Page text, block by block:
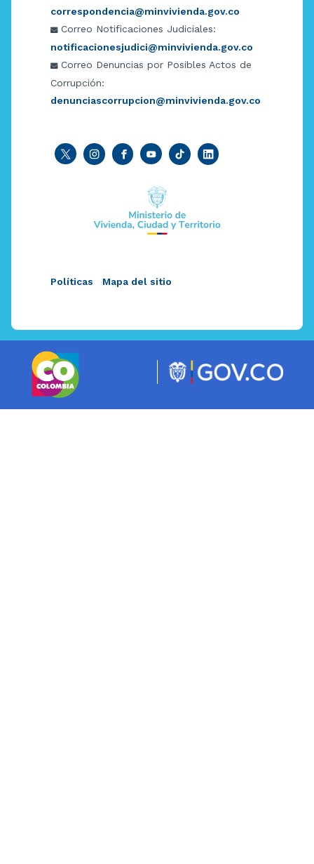
correspondencia@minvivienda.gov.co
Correo Notificaciones Judiciales:
notificacionesjudici@minvivienda.gov.co
Correo Denuncias por Posibles Actos de
Corrupción:
denunciascorrupcion@minvivienda.gov.co
Políticas Mapa del sitio